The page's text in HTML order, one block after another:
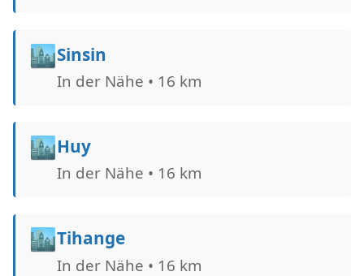
🏙️Sinsin
In der Nähe • 16 km
🏙️Huy
In der Nähe • 16 km
🏙️Tihange
In der Nähe • 16 km